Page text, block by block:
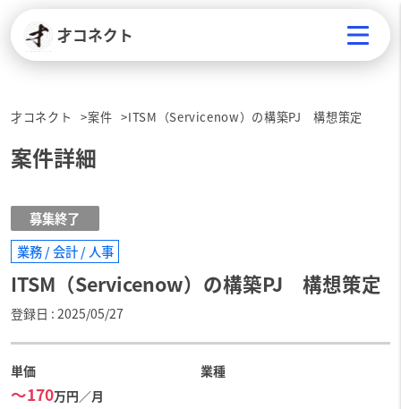
才コネクト
才コネクト 案件 ITSM（Servicenow）の構築PJ 構想策定
案件詳細
募集終了
業務 / 会計 / 人事
ITSM（Servicenow）の構築PJ 構想策定
登録日 2025/05/27
単価
〜170万円／月
業種